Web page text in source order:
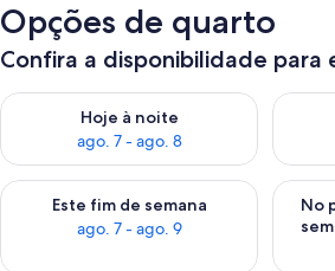
Opções de quarto
Confira a disponibilidade para
Hoje à noite
ago. 7 - ago. 8
Verifica a disponibilidade para esta
Este fim de semana
ago. 7 - ago. 9
Verifica a disponibilidade para este
No